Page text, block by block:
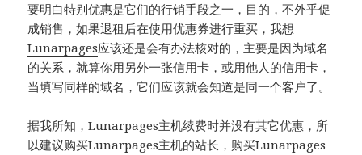
要明白特别优惠是它们的行销手段之一，目的，不外乎促
成销售，如果退租后在使用优惠券进行重买，我想
Lunarpages应该还是会有办法核对的，主要是因为域名
的关系，就算你用另外一张信用卡，或用他人的信用卡，
当填写同样的域名，它们应该就会知道是同一个客户了。
据我所知，Lunarpages主机续费时并没有其它优惠，所
以建议购买Lunarpages主机的站长，购买Lunarpages